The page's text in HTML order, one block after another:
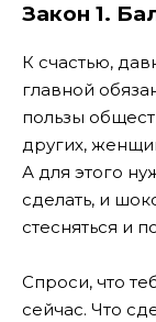
Закон 1.
К счастью,
главной
пользы
других,
А для этого
сделать, и
стесняться и
Спроси, что
сейчас. Что